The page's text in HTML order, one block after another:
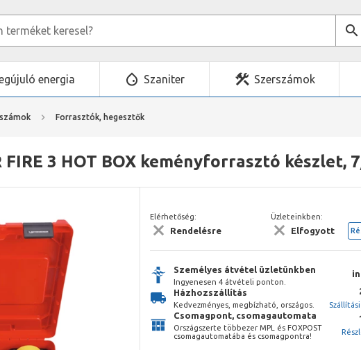
energia Szaniter Szerszámok
Forrasztók, hegesztők
FIRE 3 HOT BOX keményforrasztó készlet,
Elérhetőség:
Rendelésre
Üzleteinkben:
Elfogyott
Személyes átvétel üzletünkben
Ingyenesen 4 átvételi ponton.
Házhozszállítás
Kedvezményes, megbízható, országos.
Csomagpont, csomagautomata
Országszerte többezer MPL és FOXPOST
csomagautomatába és csomagpontra!